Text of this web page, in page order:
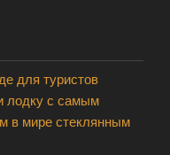
для туристов
лодку с самым
в мире стеклянным